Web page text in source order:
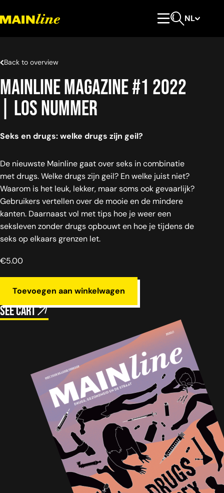
NL
Back to overview
Mainline magazine #1 2022
| los nummer
Seks en drugs: welke drugs zijn geil?
De nieuwste Mainline gaat over seks in combinatie
met drugs. Welke drugs zijn geil? En welke juist niet?
Waarom is het leuk, lekker, maar soms ook gevaarlijk?
Gebruikers vertellen over de mooie en de mindere
kanten. Daarnaast vol met tips hoe je weer een
seksleven zonder drugs opbouwt en hoe je tijdens de
seks op elkaars grenzen let.
€5.00
Toevoegen aan winkelwagen
See cart